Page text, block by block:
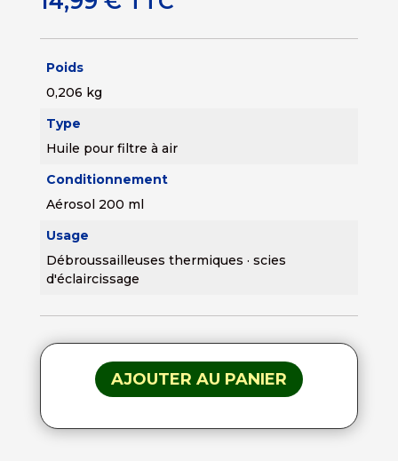
Poids
0,206 kg
Type
Huile pour filtre à air
Conditionnement
Aérosol 200 ml
Usage
Débroussailleuses thermiques · scies
d'éclaircissage
AJOUTER AU PANIER